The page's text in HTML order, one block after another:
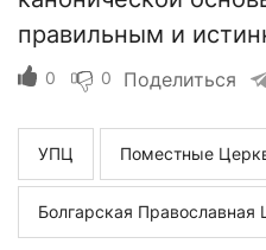
правильным и
0 0 Поделиться
УПЦ Поместные
Болгарская Православная